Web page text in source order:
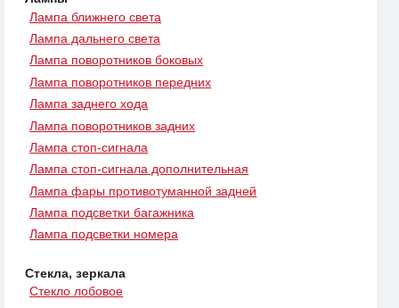
Лампа ближнего света
Лампа дальнего света
Лампа поворотников боковых
Лампа поворотников передних
Лампа заднего хода
Лампа поворотников задних
Лампа стоп-сигнала
Лампа стоп-сигнала дополнительная
Лампа фары противотуманной задней
Лампа подсветки багажника
Лампа подсветки номера
Стекла, зеркала
Стекло лобовое